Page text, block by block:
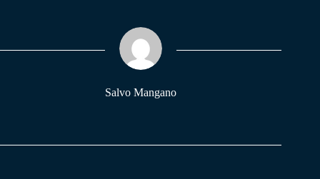
pp m
Salvo Mangano